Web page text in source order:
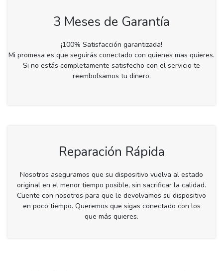
3 Meses de Garantía
¡100% Satisfacción garantizada!
Mi promesa es que seguirás conectado con quienes mas quieres.
Si no estás completamente satisfecho con el servicio te
reembolsamos tu dinero.
Reparación Rápida
Nosotros aseguramos que su dispositivo vuelva al estado
original en el menor tiempo posible, sin sacrificar la calidad.
Cuente con nosotros para que le devolvamos su dispositivo
en poco tiempo. Queremos que sigas conectado con los
que más quieres.